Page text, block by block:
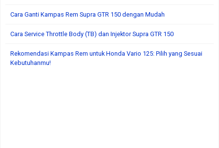
Cara Ganti Kampas Rem Supra GTR 150 dengan Mudah
Cara Service Throttle Body (TB) dan Injektor Supra GTR 150
Rekomendasi Kampas Rem untuk Honda Vario 125: Pilih yang Sesuai
Kebutuhanmu!